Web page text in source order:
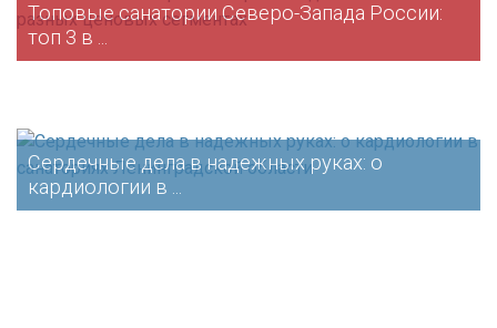
Топовые санатории Северо-Запада России:
топ 3 в ...
Сердечные дела в надежных руках: о
кардиологии в ...